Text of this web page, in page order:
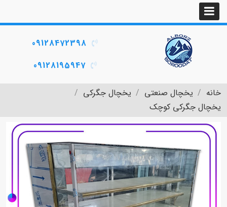
09128472398
09128195947
خانه یخچال صنعتی
یخچال جگرکی
یخچال جگرکی کوچک